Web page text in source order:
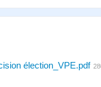
élection_VPE.pdf